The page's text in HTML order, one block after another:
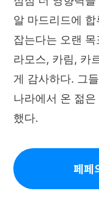
알 마드리드에
잡는다는 오랜
라모스, 카림, 카
게 감사하다. 그
나라에서 온 젊
했다.
페페